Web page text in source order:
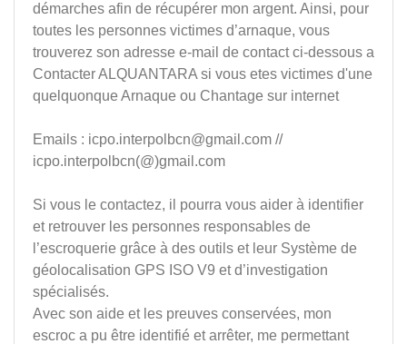
démarches afin de récupérer mon argent. Ainsi, pour
toutes les personnes victimes d’arnaque, vous
trouverez son adresse e-mail de contact ci-dessous a
Contacter ALQUANTARA si vous etes victimes d'une
quelquonque Arnaque ou Chantage sur internet
Emails : icpo.interpolbcn@gmail.com //
icpo.interpolbcn(@)gmail.com
Si vous le contactez, il pourra vous aider à identifier
et retrouver les personnes responsables de
l’escroquerie grâce à des outils et leur Système de
géolocalisation GPS ISO V9 et d’investigation
spécialisés.
Avec son aide et les preuves conservées, mon
escroc a pu être identifié et arrêter, me permettant